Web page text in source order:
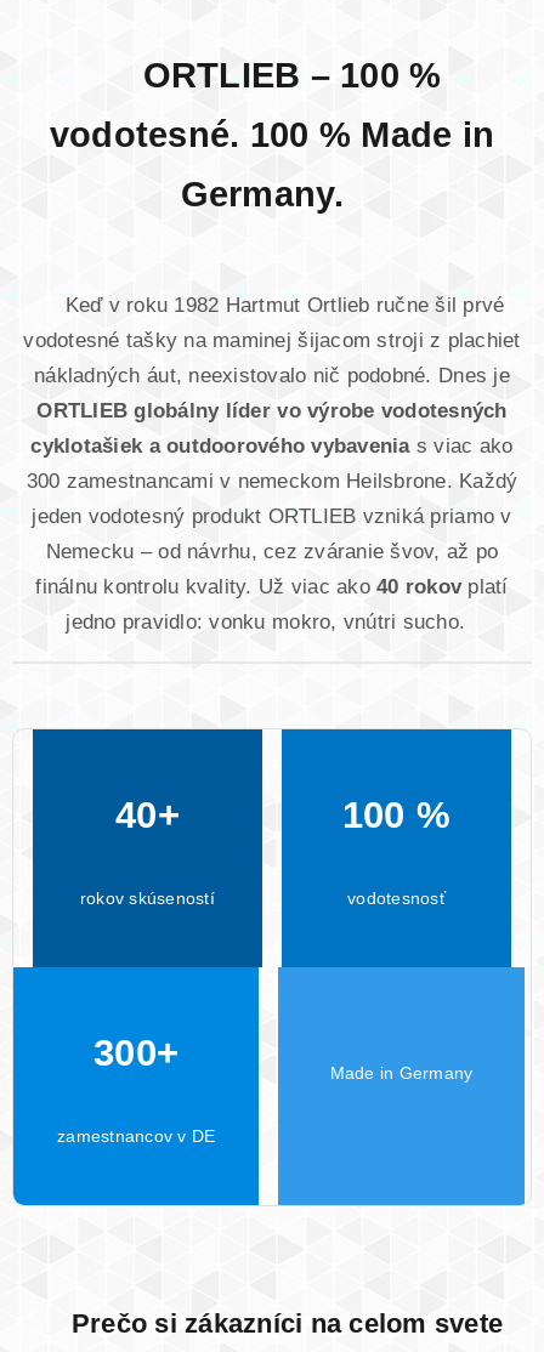
ORTLIEB – 100 %
vodotesné. 100 % Made in
Germany.
Keď v roku 1982 Hartmut Ortlieb ručne šil prvé
vodotesné tašky na maminej šijacom stroji z plachiet
nákladných áut, neexistovalo nič podobné. Dnes je
ORTLIEB globálny líder vo výrobe vodotesných
cyklotašiek a outdoorového vybavenias viac ako
300 zamestnancami v nemeckom Heilsbrone. Každý
jeden vodotesný produkt ORTLIEB vzniká priamo v
Nemecku – od návrhu, cez zváranie švov, až po
finálnu kontrolu kvality. Už viac ako40 rokovplatí
jedno pravidlo: vonku mokro, vnútri sucho.
40+
rokov skúseností
100 %
vodotesnosť
300+
zamestnancov v DE
Made in Germany
Prečo si zákazníci na celom svete